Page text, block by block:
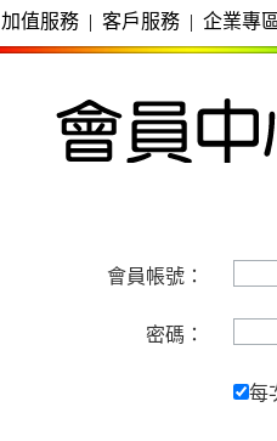
加值服務 | 客戶服務 | 企業專
會員帳號：
密碼：
每